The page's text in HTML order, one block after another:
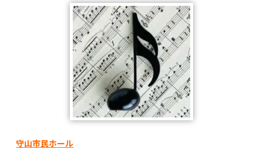
守山市民ホール